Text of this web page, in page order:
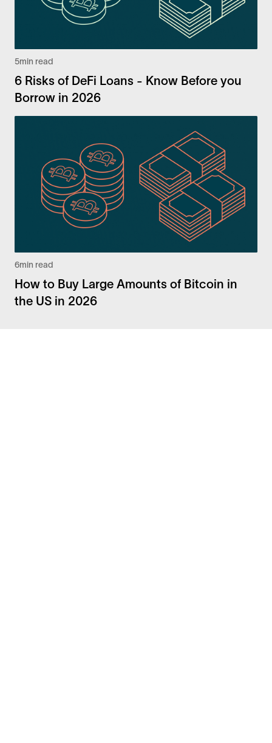
5min read
6 Risks of DeFi Loans - Know Before you
Borrow in 2026
6min read
How to Buy Large Amounts of Bitcoin in
the US in 2026